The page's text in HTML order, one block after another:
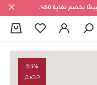
بخصم لغاية 50%.
63%
خصم